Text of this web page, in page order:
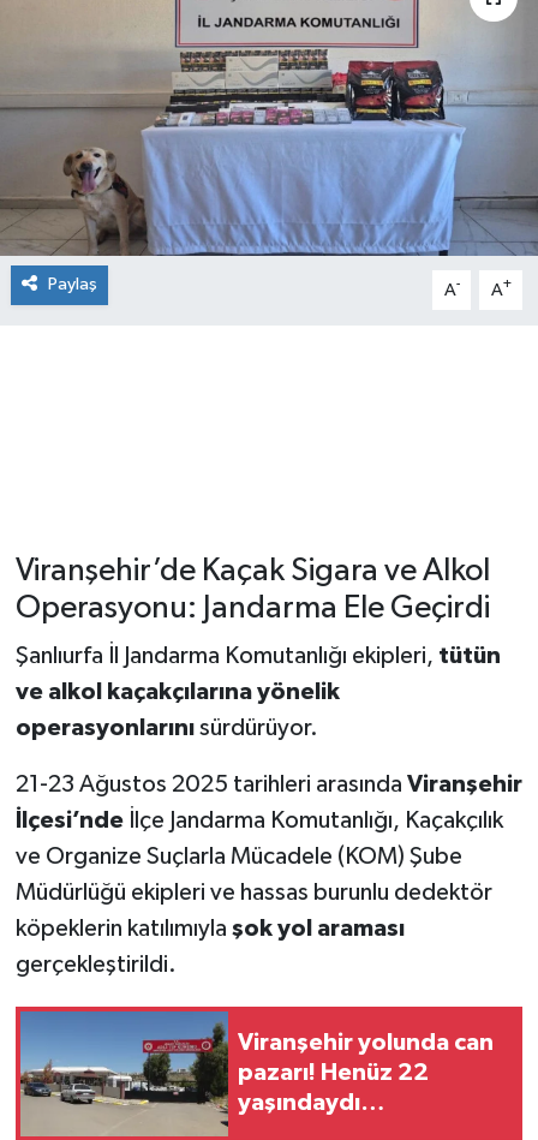
Paylaş A- A+
Viranşehir’de Kaçak Sigara ve Alkol
Operasyonu: Jandarma Ele Geçirdi
Şanlıurfa İl Jandarma Komutanlığı ekipleri, tütün
ve alkol kaçakçılarına yönelik
operasyonlarınısürdürüyor.
21-23 Ağustos 2025 tarihleri arasında Viranşehir
İlçesi’ndeİlçe Jandarma Komutanlığı, Kaçakçılık
ve Organize Suçlarla Mücadele (KOM) Şube
Müdürlüğü ekipleri ve hassas burunlu dedektör
köpeklerin katılımıyla şok yol araması
gerçekleştirildi.
Viranşehir yolunda can
pazarı! Henüz 22
yaşındaydı…